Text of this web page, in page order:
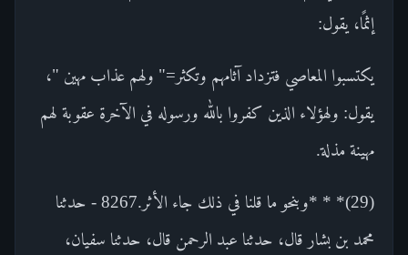
إثمًا، يقول:
يكتسبوا المعاصي فتزداد آثامهم وتكثر=" ولهم عذاب مهين "،
يقول: ولهؤلاء الذين كفروا بالله ورسوله في الآخرة عقوبة لهم
مهينة مذلة.
(29)* * *وبنحو ما قلنا في ذلك جاء الأثر.8267 - حدثنا
محمد بن بشار قال، حدثنا عبد الرحمن قال، حدثنا سفيان،